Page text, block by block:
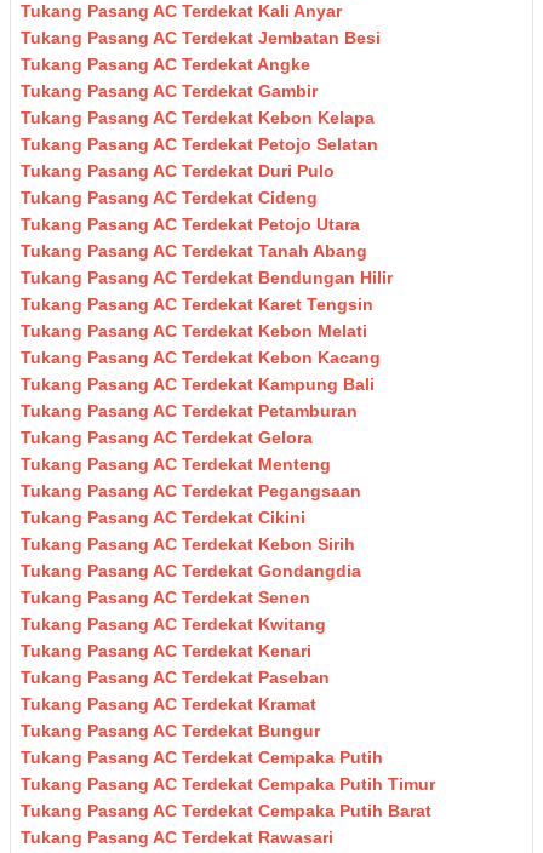
Tukang Pasang AC Terdekat Kali Anyar
Tukang Pasang AC Terdekat Jembatan Besi
Tukang Pasang AC Terdekat Angke
Tukang Pasang AC Terdekat Gambir
Tukang Pasang AC Terdekat Kebon Kelapa
Tukang Pasang AC Terdekat Petojo Selatan
Tukang Pasang AC Terdekat Duri Pulo
Tukang Pasang AC Terdekat Cideng
Tukang Pasang AC Terdekat Petojo Utara
Tukang Pasang AC Terdekat Tanah Abang
Tukang Pasang AC Terdekat Bendungan Hilir
Tukang Pasang AC Terdekat Karet Tengsin
Tukang Pasang AC Terdekat Kebon Melati
Tukang Pasang AC Terdekat Kebon Kacang
Tukang Pasang AC Terdekat Kampung Bali
Tukang Pasang AC Terdekat Petamburan
Tukang Pasang AC Terdekat Gelora
Tukang Pasang AC Terdekat Menteng
Tukang Pasang AC Terdekat Pegangsaan
Tukang Pasang AC Terdekat Cikini
Tukang Pasang AC Terdekat Kebon Sirih
Tukang Pasang AC Terdekat Gondangdia
Tukang Pasang AC Terdekat Senen
Tukang Pasang AC Terdekat Kwitang
Tukang Pasang AC Terdekat Kenari
Tukang Pasang AC Terdekat Paseban
Tukang Pasang AC Terdekat Kramat
Tukang Pasang AC Terdekat Bungur
Tukang Pasang AC Terdekat Cempaka Putih
Tukang Pasang AC Terdekat Cempaka Putih Timur
Tukang Pasang AC Terdekat Cempaka Putih Barat
Tukang Pasang AC Terdekat Rawasari